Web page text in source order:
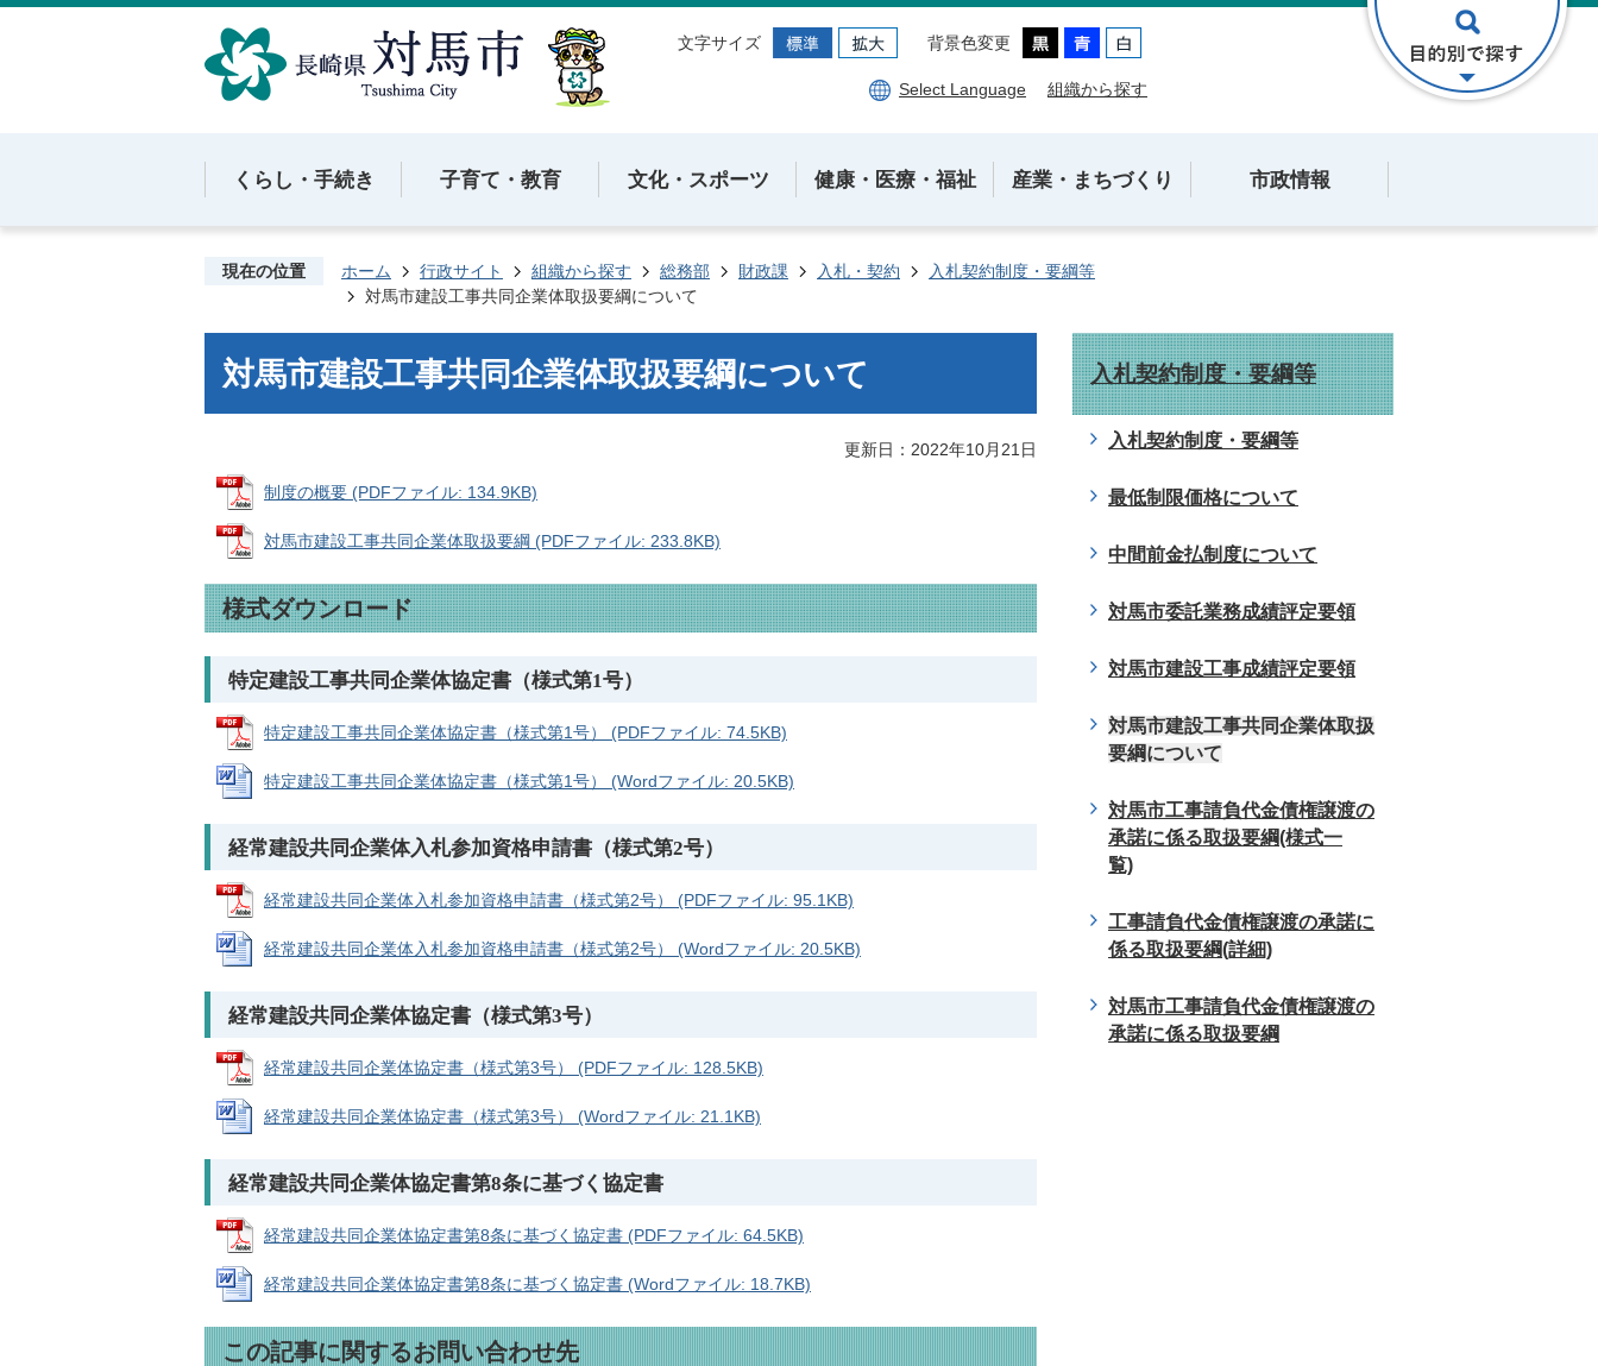
文字サイズ 背景色変更
Select Language 組織から探す
くらし・手続き 子育て・教育 文化・スポーツ 健康・医療・福祉 産業・まちづくり 市政情報
現在の位置 ホーム 行政サイト 組織から探す 総務部 財政課 入札・契約
入札契約制度・要綱等
対馬市建設工事共同企業体取扱要綱について
対馬市建設工事共同企業体取扱要綱について
更新日：2022年10月21日
制度の概要 (PDFファイル: 134.9KB)
対馬市建設工事共同企業体取扱要綱 (PDFファイル: 233.8KB)
様式ダウンロード
特定建設工事共同企業体協定書（様式第1号）
特定建設工事共同企業体協定書（様式第1号） (PDFファイル: 74.5KB)
特定建設工事共同企業体協定書（様式第1号） (Wordファイル: 20.5KB)
経常建設共同企業体入札参加資格申請書（様式第2号）
経常建設共同企業体入札参加資格申請書（様式第2号） (PDFファイル: 95.1KB)
経常建設共同企業体入札参加資格申請書（様式第2号） (Wordファイル: 20.5KB)
経常建設共同企業体協定書（様式第3号）
経常建設共同企業体協定書（様式第3号） (PDFファイル: 128.5KB)
経常建設共同企業体協定書（様式第3号） (Wordファイル: 21.1KB)
経常建設共同企業体協定書第8条に基づく協定書
経常建設共同企業体協定書第8条に基づく協定書 (PDFファイル: 64.5KB)
経常建設共同企業体協定書第8条に基づく協定書 (Wordファイル: 18.7KB)
この記事に関するお問い合わせ先
入札契約制度・要綱等
入札契約制度・要綱等
最低制限価格について
中間前金払制度について
対馬市委託業務成績評定要領
対馬市建設工事成績評定要領
対馬市建設工事共同企業体取扱
要綱について
対馬市工事請負代金債権譲渡の
承諾に係る取扱要綱(様式一
覧)
工事請負代金債権譲渡の承諾に
係る取扱要綱(詳細)
対馬市工事請負代金債権譲渡の
承諾に係る取扱要綱